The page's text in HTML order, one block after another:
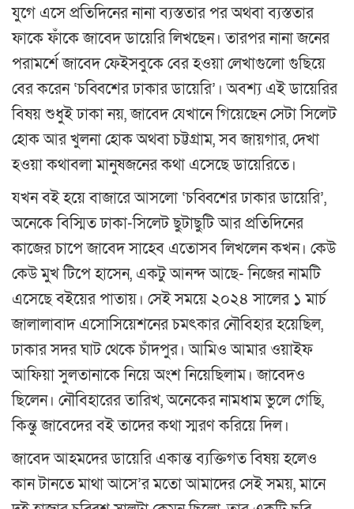
যুগে এসে প্রতিদিনের নানা ব্যস্ততার পর অথবা ব্যস্ততার
ফাকে ফাঁকে জাবেদ ডায়েরি লিখছেন। তারপর নানা জনের
পরামর্শে জাবেদ ফেইসবুকে বের হওয়া লেখাগুলো গুছিয়ে
বের করেন ‘চব্বিশের ঢাকার ডায়েরি’। অবশ্য এই ডায়েরির
বিষয় শুধুই ঢাকা নয়, জাবেদ যেখানে গিয়েছেন সেটা সিলেট
হোক আর খুলনা হোক অথবা চট্টগ্রাম, সব জায়গার, দেখা
হওয়া কথাবলা মানুষজনের কথা এসেছে ডায়েরিতে।
যখন বই হয়ে বাজারে আসলো ‘চব্বিশের ঢাকার ডায়েরি’,
অনেকে বিস্মিত ঢাকা-সিলেট ছুটাছুটি আর প্রতিদিনের
কাজের চাপে জাবেদ সাহেব এতোসব লিখলেন কখন। কেউ
কেউ মুখ টিপে হাসেন, একটু আনন্দ আছে- নিজের নামটি
এসেছে বইয়ের পাতায়। সেই সময়ে ২০২৪ সালের ১ মার্চ
জালালাবাদ এসোসিয়েশনের চমৎকার নৌবিহার হয়েছিল,
ঢাকার সদর ঘাট থেকে চাঁদপুর। আমিও আমার ওয়াইফ
আফিয়া সুলতানাকে নিয়ে অংশ নিয়েছিলাম। জাবেদও
ছিলেন। নৌবিহারের তারিখ, অনেকের নামধাম ভুলে গেছি,
কিন্তু জাবেদের বই তাদের কথা স্মরণ করিয়ে দিল।
জাবেদ আহমদের ডায়েরি একান্ত ব্যক্তিগত বিষয় হলেও
কান টানতে মাথা আসে’র মতো আমাদের সেই সময়, মানে